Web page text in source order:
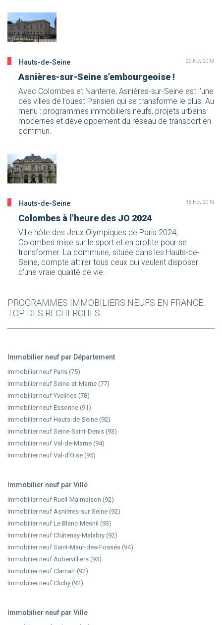
Hauts-de-Seine 26 Nov 2019
Asnières-sur-Seine s’embourgeoise !
Avec Colombes et Nanterre, Asnières-sur-Seine est l’une
des villes de l’ouest Parisien qui se transforme le plus. Au
menu : programmes immobiliers neufs, projets urbains
modernes et développement du réseau de transport en
commun.
Hauts-de-Seine 18 Nov 2019
Colombes à l’heure des JO 2024
Ville hôte des Jeux Olympiques de Paris 2024,
Colombes mise sur le sport et en profite pour se
transformer. La commune, située dans les Hauts-de-
Seine, compte attirer tous ceux qui veulent disposer
d’une vraie qualité de vie.
PROGRAMMES IMMOBILIERS NEUFS EN FRANCE :
TOP DES RECHERCHES
Immobilier neuf par Département
Immobilier neuf Paris (75)
Immobilier neuf Seine-et-Marne (77)
Immobilier neuf Yvelines (78)
Immobilier neuf Essonne (91)
Immobilier neuf Hauts-de-Seine (92)
Immobilier neuf Seine-Saint-Denis (93)
Immobilier neuf Val-de-Marne (94)
Immobilier neuf Val-d'Oise (95)
Immobilier neuf par Ville
Immobilier neuf Rueil-Malmaison (92)
Immobilier neuf Asnières-sur-Seine (92)
Immobilier neuf Le Blanc-Mesnil (93)
Immobilier neuf Châtenay-Malabry (92)
Immobilier neuf Saint-Maur-des-Fossés (94)
Immobilier neuf Aubervilliers (93)
Immobilier neuf Clamart (92)
Immobilier neuf Clichy (92)
Immobilier neuf par Ville